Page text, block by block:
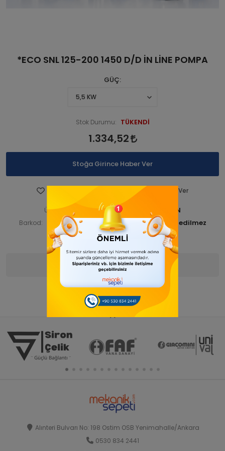
*ECO SNL 125-200 1450 D/D İN LİNE POMPA
GÜÇ
Stok Durumu: TÜKENDİ
1.334,52
Stoğa Girince Haber Ver
Fiyatı Düşünce Haber Ver
Ürün Kodu: STNSNL140 00080-ANAÜRÜN
Barkod: STNSNL14000082 İade Bilgisi:
Ürün Bilgisi Yorumlar
Alınteri Bulvarı No: 198 Ostim OSB Yenimahalle/Ankara
0530 834 2441